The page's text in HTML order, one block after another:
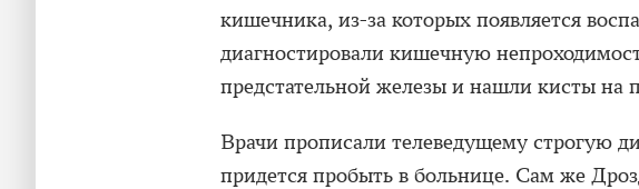
кишечника, из-за которых появляется
диагностировали кишечную
предстательной железы и нашли кисты на
Врачи прописали телеведущему строгую
придется пробыть в больнице. Сам же